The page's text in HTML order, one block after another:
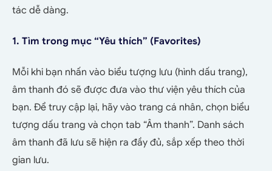
tác dễ dàng.
1. Tìm trong mục “Yêu thích” (Favorites)
Mỗi khi bạn nhấn vào biểu tượng lưu (hình dấu trang),
âm thanh đó sẽ được đưa vào thư viện yêu thích của
bạn. Để truy cập lại, hãy vào trang cá nhân, chọn biểu
tượng dấu trang và chọn tab “Âm thanh”. Danh sách
âm thanh đã lưu sẽ hiện ra đầy đủ, sắp xếp theo thời
gian lưu.